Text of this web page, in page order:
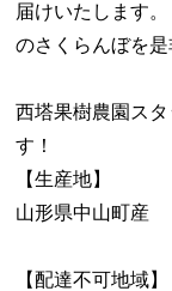
届けいたします
のさくらんぼを是
西塔果樹農園ス
す！
【生産地】
山形県中山町産
【配達不可地域】